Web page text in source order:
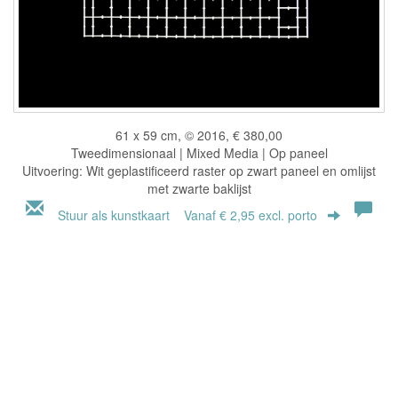
61 x 59 cm, © 2016, € 380,00
Tweedimensionaal | Mixed Media | Op paneel
Uitvoering: Wit geplastificeerd raster op zwart paneel en omlijst
met zwarte baklijst
Stuur als kunstkaart Vanaf € 2,95 excl. porto